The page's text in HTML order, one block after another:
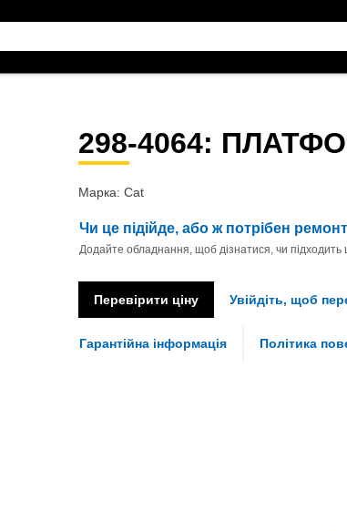
298-4064:
Марка: Cat
Чи це підійде, або ж потрібен
Додайте обладнання, щоб дізнатися, чи підходить
Перевірити ціну Увійдіть, щоб
Гарантійна інформація Політика